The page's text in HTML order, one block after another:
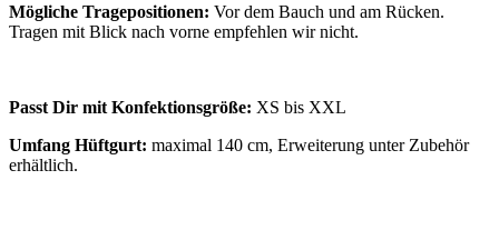
Mögliche Tragepositionen: Vor dem Bauch und am Rücken.
Tragen mit Blick nach vorne empfehlen wir nicht.
Passt Dir mit Konfektionsgröße: XS bis XXL
Umfang Hüftgurt: maximal 140 cm, Erweiterung unter Zubehör
erhältlich.